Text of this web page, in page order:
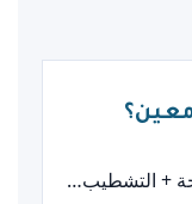
+ التشطيب…